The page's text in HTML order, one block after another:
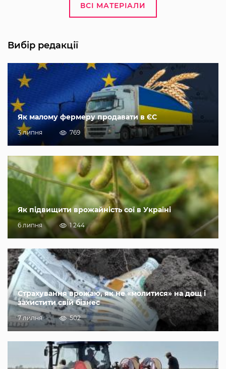
ВСІ МАТЕРІАЛИ
Вибір редакції
Як малому фермеру продавати в ЄС
3 липня 769
Як підвищити врожайність сої в Україні
6 липня 1 244
Страхування врожаю, як не «молитися» на дощ і
захистити свій бізнес
7 липня 502